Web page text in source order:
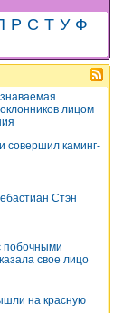
Р С Т У Ф
лицом
совершил каминг-
Стэн
побочными
свое лицо
на красную